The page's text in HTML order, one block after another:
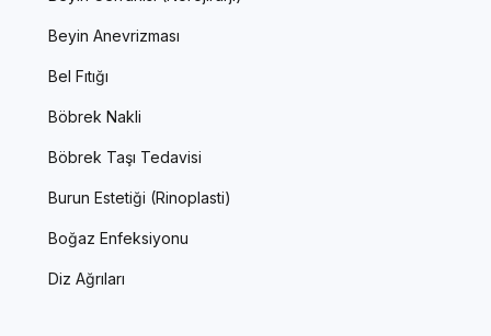
Beyin Anevrizması
Bel Fıtığı
Böbrek Nakli
Böbrek Taşı Tedavisi
Burun Estetiği (Rinoplasti)
Boğaz Enfeksiyonu
Diz Ağrıları